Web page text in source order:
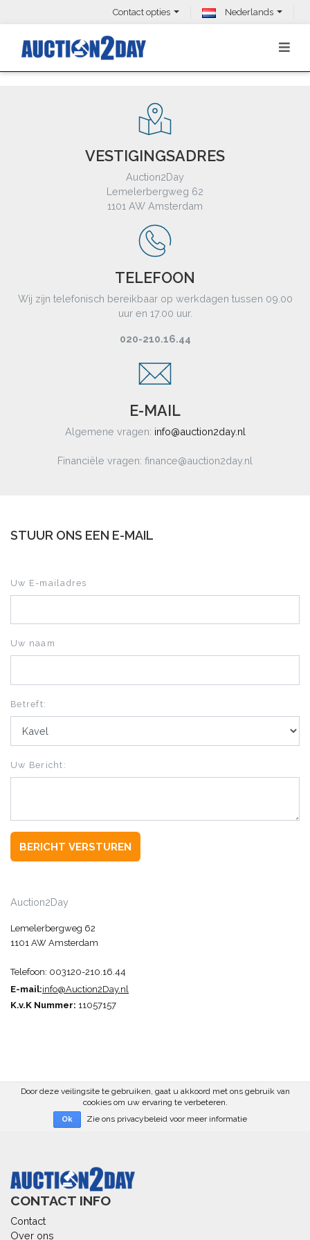
Contact opties Nederlands
VESTIGINGSADRES
Auction2Day
Lemelerbergweg 62
1101 AW Amsterdam
TELEFOON
Wij zijn telefonisch bereikbaar op werkdagen tussen 09.00
uur en 17.00 uur.
020-210.16.44
E-MAIL
Algemene vragen: info@auction2day.nl
Financiële vragen: finance@auction2day.nl
STUUR ONS EEN E-MAIL
Uw E-mailadres
Uw naam
Betreft:
Uw Bericht:
BERICHT VERSTUREN
Auction2Day
Lemelerbergweg 62
1101 AW Amsterdam
Telefoon: 003120-210.16.44
E-mail:info@Auction2Day.nl
K.v.K Nummer: 11057157
Door deze veilingsite te gebruiken, gaat u akkoord met ons gebruik van
cookies om uw ervaring te verbeteren.
Ok Zie ons privacybeleid voor meer informatie
CONTACT INFO
Contact
Over ons